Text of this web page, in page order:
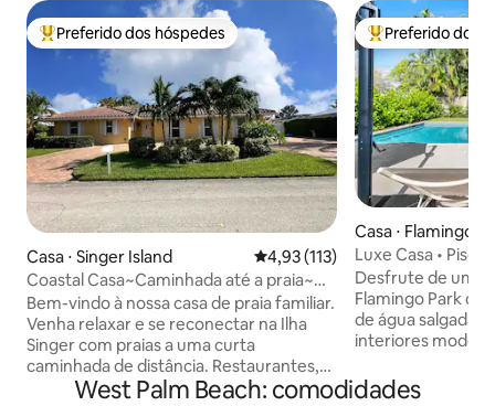
Entre os melhores preferidos dos hóspedes
Preferido dos hóspedes
Casa ⋅ Singer Island 4,93 de uma avaliação média de
4,93 (113)
Coastal Casa~Caminhada até a praia~
Aluguel de barcos e carrinhos de golfe
Bem-vindo à nossa casa de praia familiar.
Venha relaxar e se reconectar na Ilha
Singer com praias a uma curta
caminhada de distância. Restaurantes,
bares, café, sorvete ficam a uma curta
Entre os
Preferido dos
Casa ⋅ Flamingo
Luxe Casa •
Perto da praia e
Desfrute de um
Flamingo Park
de água salgada,
interiores
elegante cozinha
West Palm Beach: comodidades